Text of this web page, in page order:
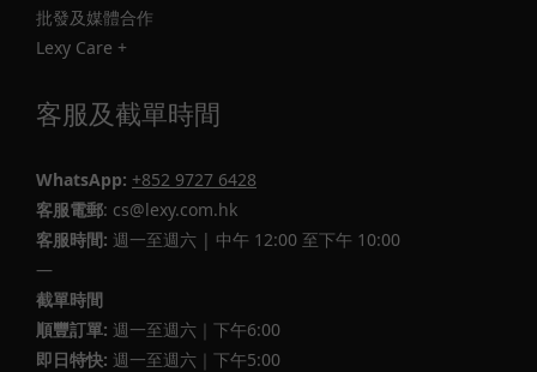
批發及媒體合作
Lexy Care +
客服及截單時間
WhatsApp: +852 9727 6428
客服電郵: cs@lexy.com.hk
客服時間: 週一至週六 | 中午 12:00 至下午 10:00
—
截單時間
順豐訂單: 週一至週六｜下午6:00
即日特快: 週一至週六｜下午5:00